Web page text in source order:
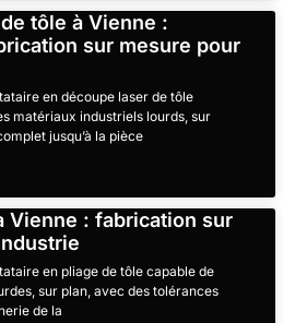
tôle à Vienne :
sur mesure pour
en découpe laser de tôle
matériaux industriels lourds, sur
jusqu’à la pièce
Vienne : fabrication sur
en pliage de tôle capable de
sur plan, avec des tolérances
de la